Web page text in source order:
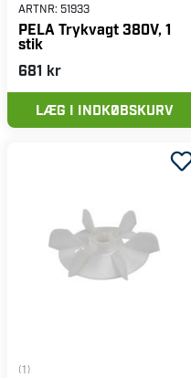
ARTNR: 51933
PELA Trykvagt 380V, 1
stik
681 kr
LÆG I INDKØBSKURV
(1)